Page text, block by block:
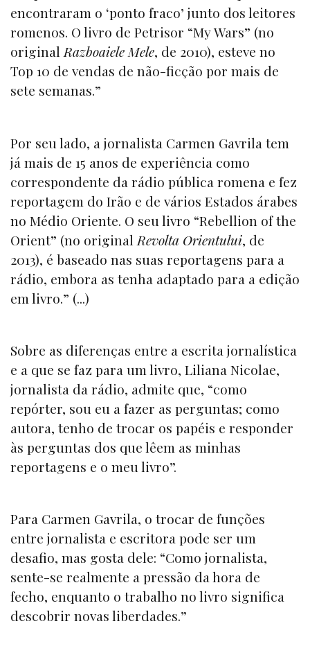
encontraram o ‘ponto fraco’ junto dos leitores
romenos. O livro de Petrisor “My Wars” (no
originalRazboaiele Mele, de 2010), esteve no
Top 10 de vendas de não-ficção por mais de
sete semanas.”
Por seu lado, a jornalista Carmen Gavrila tem
já mais de 15 anos de experiência como
correspondente da rádio pública romena e fez
reportagem do Irão e de vários Estados árabes
no Médio Oriente. O seu livro “Rebellion of the
Orient” (no original Revolta Orientului, de
2013), é baseado nas suas reportagens para a
rádio, embora as tenha adaptado para a edição
em livro.” (...)
Sobre as diferenças entre a escrita jornalística
e a que se faz para um livro, Liliana Nicolae,
jornalista da rádio, admite que, “como
repórter, sou eu a fazer as perguntas; como
autora, tenho de trocar os papéis e responder
às perguntas dos que lêem as minhas
reportagens e o meu livro”.
Para Carmen Gavrila, o trocar de funções
entre jornalista e escritora pode ser um
desafio, mas gosta dele: “Como jornalista,
sente-se realmente a pressão da hora de
fecho, enquanto o trabalho no livro significa
descobrir novas liberdades.”